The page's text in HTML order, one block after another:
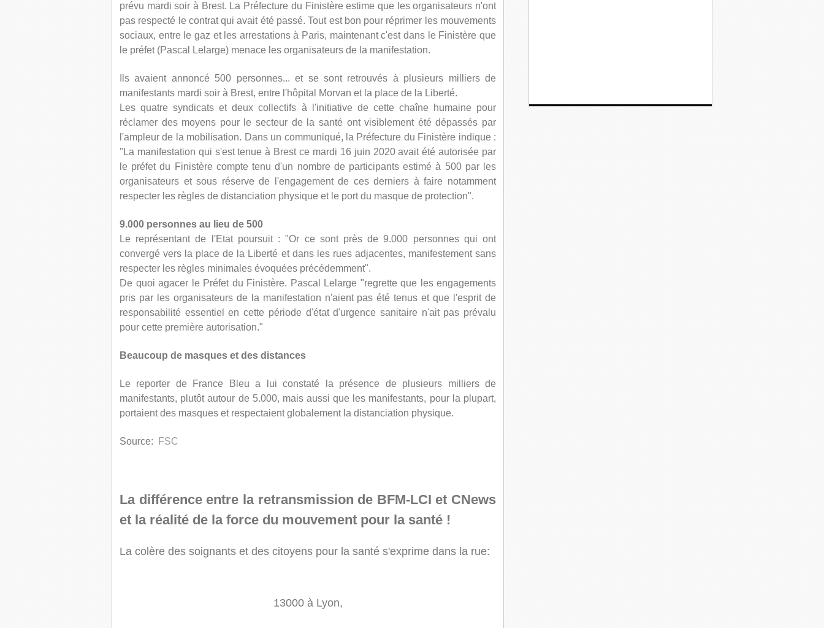
prévu mardi soir à Brest. La Préfecture du Finistère estime que les organisateurs n'ont
pas respecté le contrat qui avait été passé. Tout est bon pour réprimer les mouvements
sociaux, entre le gaz et les arrestations à Paris, maintenant c'est dans le Finistère que
le préfet (Pascal Lelarge) menace les organisateurs de la manifestation.
Ils avaient annoncé 500 personnes... et se sont retrouvés à plusieurs milliers de
manifestants mardi soir à Brest, entre l'hôpital Morvan et la place de la Liberté.
Les quatre syndicats et deux collectifs à l'initiative de cette chaîne humaine pour
réclamer des moyens pour le secteur de la santé ont visiblement été dépassés par
l'ampleur de la mobilisation. Dans un communiqué, la Préfecture du Finistère indique :
"La manifestation qui s'est tenue à Brest ce mardi 16 juin 2020 avait été autorisée par
le préfet du Finistère compte tenu d'un nombre de participants estimé à 500 par les
organisateurs et sous réserve de l'engagement de ces derniers à faire notamment
respecter les règles de distanciation physique et le port du masque de protection".
9.000 personnes au lieu de 500
Le représentant de l'Etat poursuit : "Or ce sont près de 9.000 personnes qui ont
convergé vers la place de la Liberté et dans les rues adjacentes, manifestement sans
respecter les règles minimales évoquées précédemment".
De quoi agacer le Préfet du Finistère. Pascal Lelarge "regrette que les engagements
pris par les organisateurs de la manifestation n'aient pas été tenus et que l'esprit de
responsabilité essentiel en cette période d'état d'urgence sanitaire n'ait pas prévalu
pour cette première autorisation."
Beaucoup de masques et des distances
Le reporter de France Bleu a lui constaté la présence de plusieurs milliers de
manifestants, plutôt autour de 5.000, mais aussi que les manifestants, pour la plupart,
portaient des masques et respectaient globalement la distanciation physique.
Source: FSC
La différence entre la retransmission de BFM-LCI et CNews
et la réalité de la force du mouvement pour la santé !
La colère des soignants et des citoyens pour la santé s'exprime dans la rue:
13000 à Lyon,